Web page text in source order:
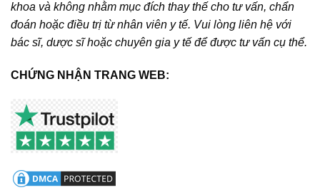
khoa và không nhằm mục đích thay thế cho tư vấn, chẩn
đoán hoặc điều trị từ nhân viên y tế. Vui lòng liên hệ với
bác sĩ, dược sĩ hoặc chuyên gia y tế để được tư vấn cụ thể.
CHỨNG NHẬN TRANG WEB: